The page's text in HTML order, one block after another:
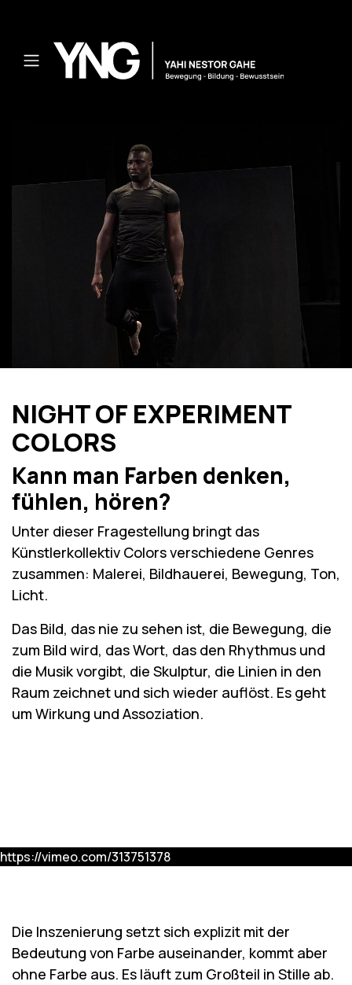
NIGHT OF EXPERIMENT
COLORS
Kann man Farben denken,
fühlen, hören?
Unter dieser Fragestellung bringt das
Künstlerkollektiv Colors verschiedene Genres
zusammen: Malerei, Bildhauerei, Bewegung, Ton,
Licht.
Das Bild, das nie zu sehen ist, die Bewegung, die
zum Bild wird, das Wort, das den Rhythmus und
die Musik vorgibt, die Skulptur, die Linien in den
Raum zeichnet und sich wieder auflöst. Es geht
um Wirkung und Assoziation.
https://vimeo.com/313751378
Die Inszenierung setzt sich explizit mit der
Bedeutung von Farbe auseinander, kommt aber
ohne Farbe aus. Es läuft zum Großteil in Stille ab.